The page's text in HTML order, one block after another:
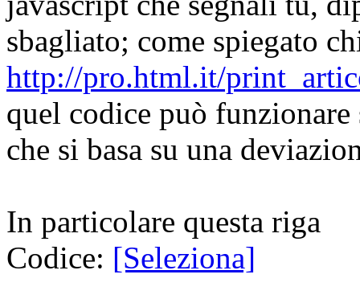
sbagliato; come spiegato
http://pro.html.it/
quel codice può
che si basa su una
In particolare questa riga
Codice: [Seleziona]